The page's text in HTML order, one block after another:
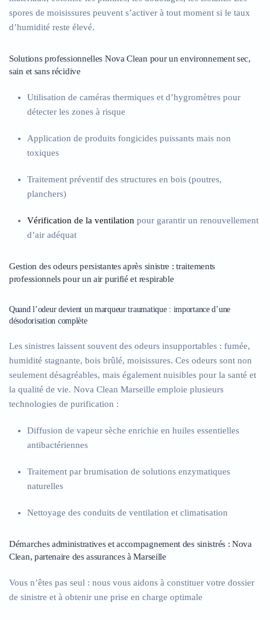
spores de moisissures peuvent s’activer à tout moment si le taux
d’humidité reste élevé.
Solutions professionnelles Nova Clean pour un environnement sec,
sain et sans récidive
Utilisation de caméras thermiques et d’hygromètres pour
détecter les zones à risque
Application de produits fongicides puissants mais non
toxiques
Traitement préventif des structures en bois (poutres,
planchers)
Vérification de la ventilation pour garantir un renouvellement
d’air adéquat
Gestion des odeurs persistantes après sinistre : traitements
professionnels pour un air purifié et respirable
Quand l’odeur devient un marqueur traumatique : importance d’une
désodorisation complète
Les sinistres laissent souvent des odeurs insupportables : fumée,
humidité stagnante, bois brûlé, moisissures. Ces odeurs sont non
seulement désagréables, mais également nuisibles pour la santé et
la qualité de vie. Nova Clean Marseille emploie plusieurs
technologies de purification :
Diffusion de vapeur sèche enrichie en huiles essentielles
antibactériennes
Traitement par brumisation de solutions enzymatiques
naturelles
Nettoyage des conduits de ventilation et climatisation
Démarches administratives et accompagnement des sinistrés : Nova
Clean, partenaire des assurances à Marseille
Vous n’êtes pas seul : nous vous aidons à constituer votre dossier
de sinistre et à obtenir une prise en charge optimale